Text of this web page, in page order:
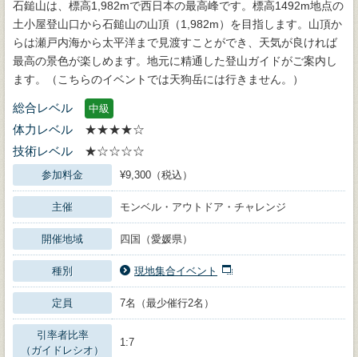
石鎚山は、標高1,982mで西日本の最高峰です。標高1492m地点の
土小屋登山口から石鎚山の山頂（1,982m）を目指します。山頂か
らは瀬戸内海から太平洋まで見渡すことができ、天気が良ければ
最高の景色が楽しめます。地元に精通した登山ガイドがご案内し
ます。（こちらのイベントでは天狗岳には行きません。）
総合レベル 中級
体力レベル
★★★★☆
技術レベル
★☆☆☆☆
参加料金 ¥9,300（税込）
主催 モンベル・アウトドア・チャレンジ
開催地域 四国（愛媛県）
種別 現地集合イベント
定員 7名（最少催行2名）
引率者比率
（ガイドレシオ）
1:7